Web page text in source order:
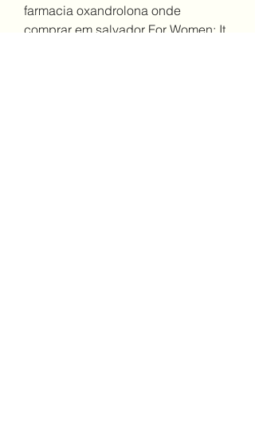
farmacia oxandrolona onde
comprar em salvador For Women: It